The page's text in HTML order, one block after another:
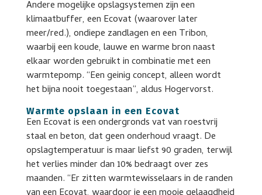
Andere mogelijke opslagsystemen zijn een
klimaatbuffer, een Ecovat (waarover later
meer/red.), ondiepe zandlagen en een Tribon,
waarbij een koude, lauwe en warme bron naast
elkaar worden gebruikt in combinatie met een
warmtepomp. “Een geinig concept, alleen wordt
het bijna nooit toegestaan”, aldus Hogervorst.
Warmte opslaan in een Ecovat
Een Ecovat is een ondergronds vat van roestvrij
staal en beton, dat geen onderhoud vraagt. De
opslagtemperatuur is maar liefst 90 graden, terwijl
het verlies minder dan 10% bedraagt over zes
maanden. “Er zitten warmtewisselaars in de randen